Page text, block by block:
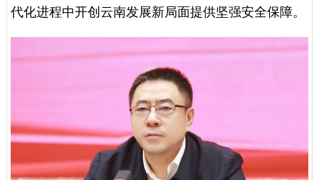
代化进程中开创云南发展新局面提供坚强安全保障。